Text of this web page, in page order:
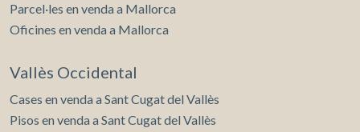
Parcel·les en venda a Mallorca
Oficines en venda a Mallorca
Vallès Occidental
Cases en venda a Sant Cugat del Vallès
Pisos en venda a Sant Cugat del Vallès